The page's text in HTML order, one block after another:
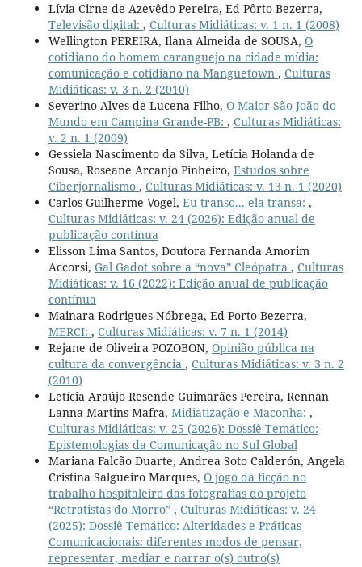
Lívia Cirne de Azevêdo Pereira, Ed Pôrto Bezerra,
Televisão digital: , Culturas Midiáticas: v. 1 n. 1 (2008)
Wellington PEREIRA, Ilana Almeida de SOUSA, O
cotidiano do homem caranguejo na cidade mídia:
comunicação e cotidiano na Manguetown , Culturas
Midiáticas: v. 3 n. 2 (2010)
Severino Alves de Lucena Filho, O Maior São João do
Mundo em Campina Grande-PB: , Culturas Midiáticas:
v. 2 n. 1 (2009)
Gessiela Nascimento da Silva, Letícia Holanda de
Sousa, Roseane Arcanjo Pinheiro, Estudos sobre
Ciberjornalismo , Culturas Midiáticas: v. 13 n. 1 (2020)
Carlos Guilherme Vogel, Eu transo... ela transa: ,
Culturas Midiáticas: v. 24 (2026): Edição anual de
publicação contínua
Elisson Lima Santos, Doutora Fernanda Amorim
Accorsi, Gal Gadot sobre a “nova” Cleópatra , Culturas
Midiáticas: v. 16 (2022): Edição anual de publicação
contínua
Mainara Rodrigues Nóbrega, Ed Porto Bezerra,
MERCI: , Culturas Midiáticas: v. 7 n. 1 (2014)
Rejane de Oliveira POZOBON, Opinião pública na
cultura da convergência , Culturas Midiáticas: v. 3 n. 2
(2010)
Letícia Araújo Resende Guimarães Pereira, Rennan
Lanna Martins Mafra, Midiatização e Maconha: ,
Culturas Midiáticas: v. 25 (2026): Dossiê Temático:
Epistemologias da Comunicação no Sul Global
Mariana Falcão Duarte, Andrea Soto Calderón, Angela
Cristina Salgueiro Marques, O jogo da ficção no
trabalho hospitaleiro das fotografias do projeto
“Retratistas do Morro” , Culturas Midiáticas: v. 24
(2025): Dossiê Temático: Alteridades e Práticas
Comunicacionais: diferentes modos de pensar,
representar, mediar e narrar o(s) outro(s)